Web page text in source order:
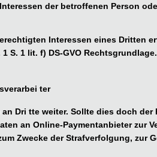
der betroffenen Person
Interessen eines Dritten
S. 1 lit. f) DS-GVO Rechtsgrundlage.
ter
Dri tte weiter. Sollte dies doch
an Online-Paymentanbieter
Zwecke der Strafverfolgung, zur